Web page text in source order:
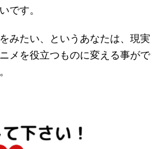
です。
みたい、というあなたは、現実
メを役立つものに変える事がで